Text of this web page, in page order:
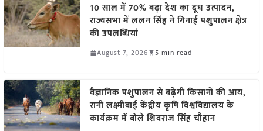
10 साल में 70% बढ़ा देश का दूध उत्पादन,
राज्यसभा में ललन सिंह ने गिनाईं पशुपालन क्षेत्र
की उपलब्धियां
August 7, 2026 5 min read
वैज्ञानिक पशुपालन से बढ़ेगी किसानों की आय,
रानी लक्ष्मीबाई केंद्रीय कृषि विश्वविद्यालय के
कार्यक्रम में बोले शिवराज सिंह चौहान